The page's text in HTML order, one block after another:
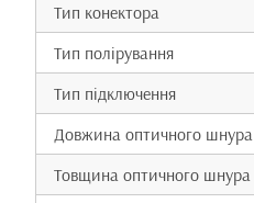
Тип конектора
Тип полірування
Тип підключення
Довжина оптичного шнура
Товщина оптичного шнура